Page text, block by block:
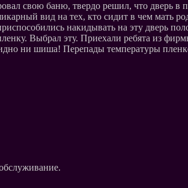
свою баню, твердо решил, что дверь в
вид на тех, кто сидит в чем мать
накидывать на эту дверь
Выбрал эту. Приехали ребята из
ни шиша! Перепады температуры